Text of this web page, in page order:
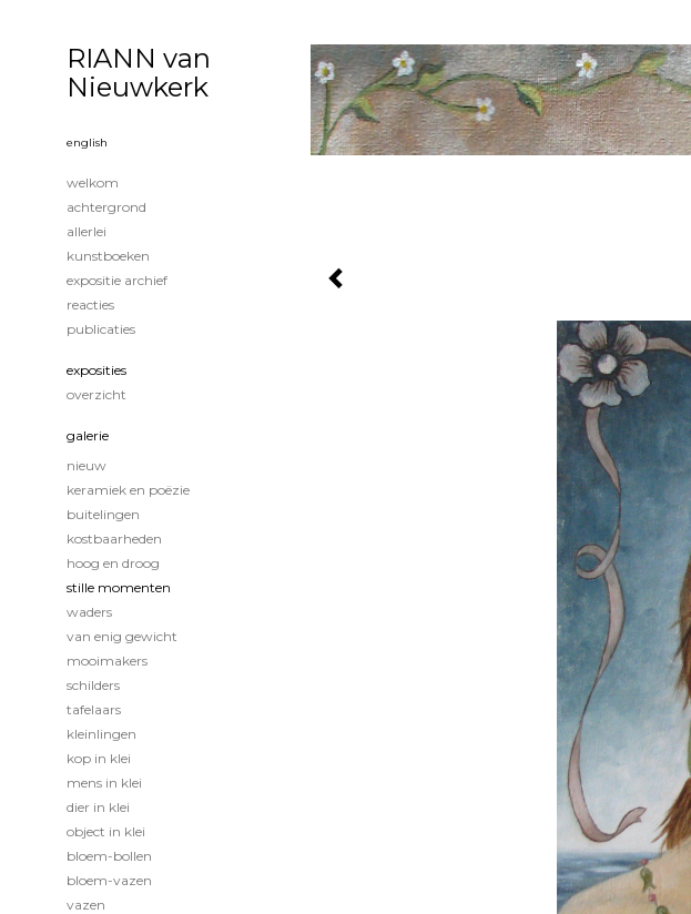
RIANN van
Nieuwkerk
english
welkom
achtergrond
allerlei
kunstboeken
expositie archief
reacties
publicaties
exposities
overzicht
galerie
nieuw
keramiek en poëzie
buitelingen
kostbaarheden
hoog en droog
stille momenten
waders
van enig gewicht
mooimakers
schilders
tafelaars
kleinlingen
kop in klei
mens in klei
dier in klei
object in klei
bloem-bollen
bloem-vazen
vazen